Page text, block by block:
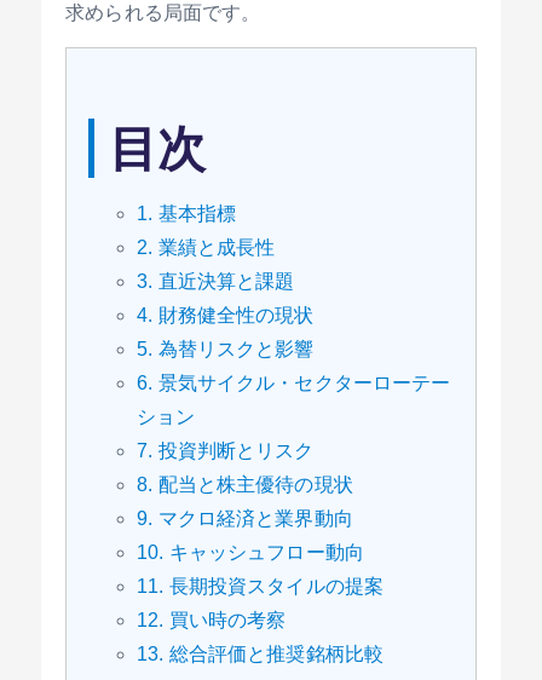
求められる局面です。
目次
1. 基本指標
2. 業績と成長性
3. 直近決算と課題
4. 財務健全性の現状
5. 為替リスクと影響
6. 景気サイクル・セクターローテー
ション
7. 投資判断とリスク
8. 配当と株主優待の現状
9. マクロ経済と業界動向
10. キャッシュフロー動向
11. 長期投資スタイルの提案
12. 買い時の考察
13. 総合評価と推奨銘柄比較